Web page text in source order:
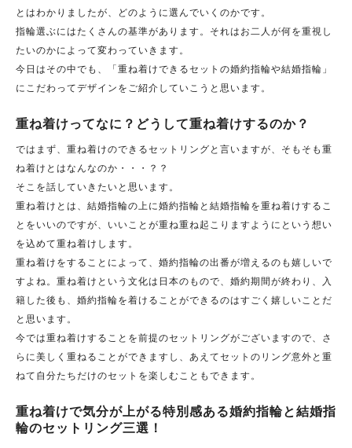
とはわかりましたが、どのように選んでいくのかです。
指輪選ぶにはたくさんの基準があります。それはお二人が何を重視し
たいのかによって変わっていきます。
今日はその中でも、「重ね着けできるセットの婚約指輪や結婚指輪」
にこだわってデザインをご紹介していこうと思います。
重ね着けってなに？どうして重ね着けするのか？
ではまず、重ね着けのできるセットリングと言いますが、そもそも重
ね着けとはなんなのか・・・？？
そこを話していきたいと思います。
重ね着けとは、結婚指輪の上に婚約指輪と結婚指輪を重ね着けするこ
とをいいのですが、いいことが重ね重ね起こりますようにという想い
を込めて重ね着けします。
重ね着けをすることによって、婚約指輪の出番が増えるのも嬉しいで
すよね。重ね着けという文化は日本のもので、婚約期間が終わり、入
籍した後も、婚約指輪を着けることができるのはすごく嬉しいことだ
と思います。
今では重ね着けすることを前提のセットリングがございますので、さ
らに美しく重ねることができますし、あえてセットのリング意外と重
ねて自分たちだけのセットを楽しむこともできます。
重ね着けで気分が上がる特別感ある婚約指輪と結婚指
輪のセットリング三選！